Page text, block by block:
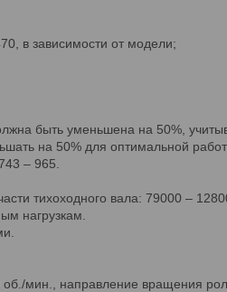
в зависимости от модели;
быть уменьшена на 50%,
на 50% для оптимальной
– 965.
тихоходного вала: 79000 –
нагрузкам.
мин., направление вращения